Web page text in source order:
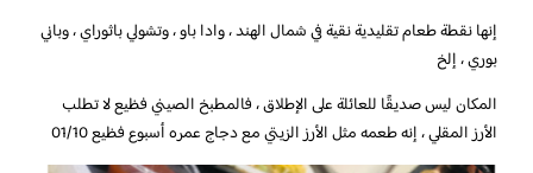
إنها نقطة طعام تقليدية نقية في شمال الهند ، وادا باو ، وتشولي باثوراي ، وباني
بوري ، إلخ
المكان ليس صديقًا للعائلة على الإطلاق ، فالمطبخ الصيني فظيع لا تطلب
الأرز المقلي ، إنه طعمه مثل الأرز الزيتي مع دجاج عمره أسبوع فظيع 01/10